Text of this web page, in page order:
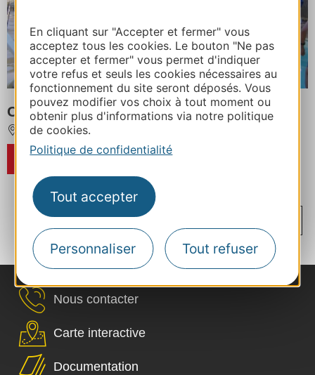
En cliquant sur "Accepter et fermer" vous
acceptez tous les cookies. Le bouton "Ne pas
accepter et fermer" vous permet d'indiquer
votre refus et seuls les cookies nécessaires au
fonctionnement du site seront déposés. Vous
pouvez modifier vos choix à tout moment ou
obtenir plus d'informations via notre politique
de cookies.
Politique de confidentialité
Tout accepter
Personnaliser Tout refuser
Camping de L'Aubigue
MOSTUEJOULS
RÉSERVER
‹ 1 10
54 55 57 ›
Nous contacter
Carte interactive
Documentation